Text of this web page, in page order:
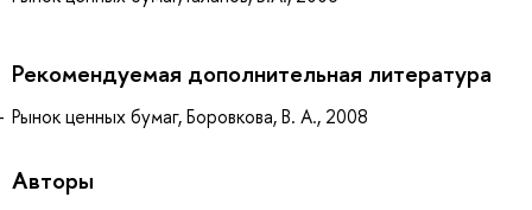
Рекомендуемая дополнительная литература
Рынок ценных бумаг, Боровкова, В. А., 2008
Авторы